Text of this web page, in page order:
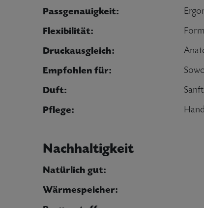
Passgenauigkeit:
Flexibilität:
Druckausgleich:
Empfohlen für:
Duft:
Pflege:
Nachhaltigkeit
Natürlich gut:
Wärmespeicher: